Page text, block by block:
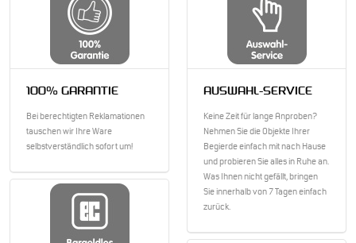
100% GARANTIE
Bei berechtigten Reklamationen
tauschen wir Ihre Ware
selbstverständlich sofort um!
AUSWAHL-SERVICE
Keine Zeit für lange Anproben?
Nehmen Sie die Objekte Ihrer
Begierde einfach mit nach Hause
und probieren Sie alles in Ruhe an.
Was Ihnen nicht gefällt, bringen
Sie innerhalb von 7 Tagen einfach
zurück.